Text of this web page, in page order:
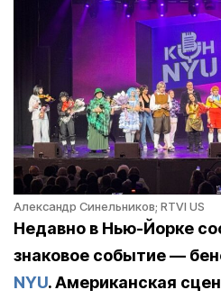
Александр Синельников; RTVI US
Недавно в Нью-Йорке
знаковое событие —
NYU. Американская